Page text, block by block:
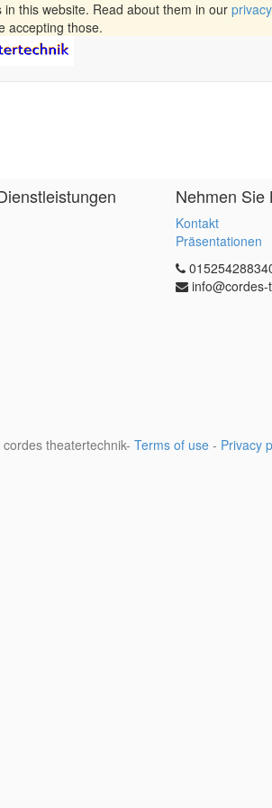
in this website. Read about them in our
accepting those.
Nehmen Sie
Kontakt
Präsentationen
cordes theatertechnik- Terms of use - Privacy